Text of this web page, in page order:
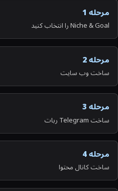
مرحله 1
Niche & Goal را انتخاب کنید
مرحله 2
ساخت وب سایت
مرحله 3
ساخت Telegram ربات
مرحله 4
ساخت کانال محتوا